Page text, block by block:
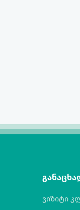
ვიზიტი